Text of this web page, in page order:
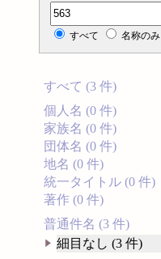
分類記号検索
すべて 名称のみ
すべて (3 件)
個人名 (0 件)
家族名 (0 件)
団体名 (0 件)
地名 (0 件)
統一タイトル (0 件)
著作 (0 件)
普通件名 (3 件)
細目なし (3 件)